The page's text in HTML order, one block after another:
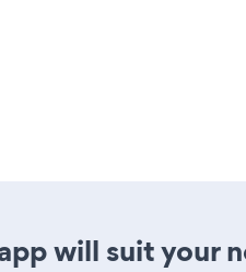
will suit your